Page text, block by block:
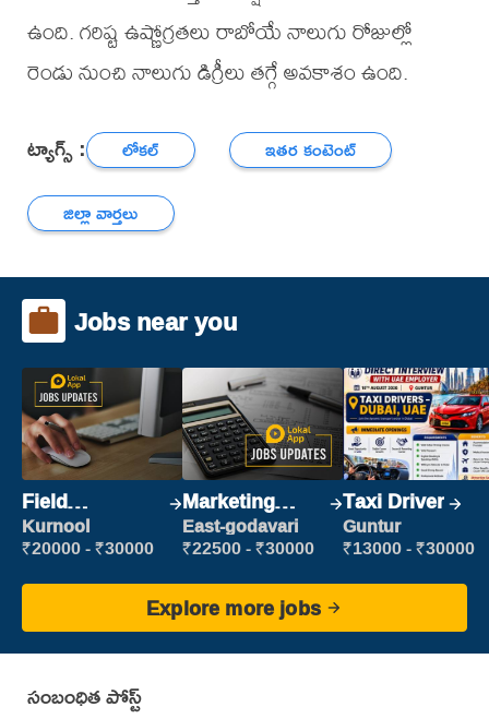
ఉంది. గరిష్ట ఉష్ణోగ్రతలు రాబోయే నాలుగు రోజుల్లో
రెండు నుంచి నాలుగు డిగ్రీలు తగ్గే అవకాశం ఉంది.
ట్యాగ్స్ : లోకల్
ఇతర కంటెంట్
జిల్లా వార్తలు
Jobs near you
Field
Marketing
Executive
Kurnool
₹20000 - ₹30000
Marketing
Executive
East-godavari
₹22500 - ₹30000
Taxi Driver
Guntur
₹13000 - ₹30000
Explore more jobs
సంబంధిత పోస్ట్